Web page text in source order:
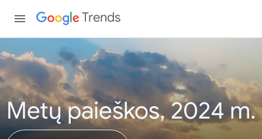
Trends
Metų paieškos, 2024 m.